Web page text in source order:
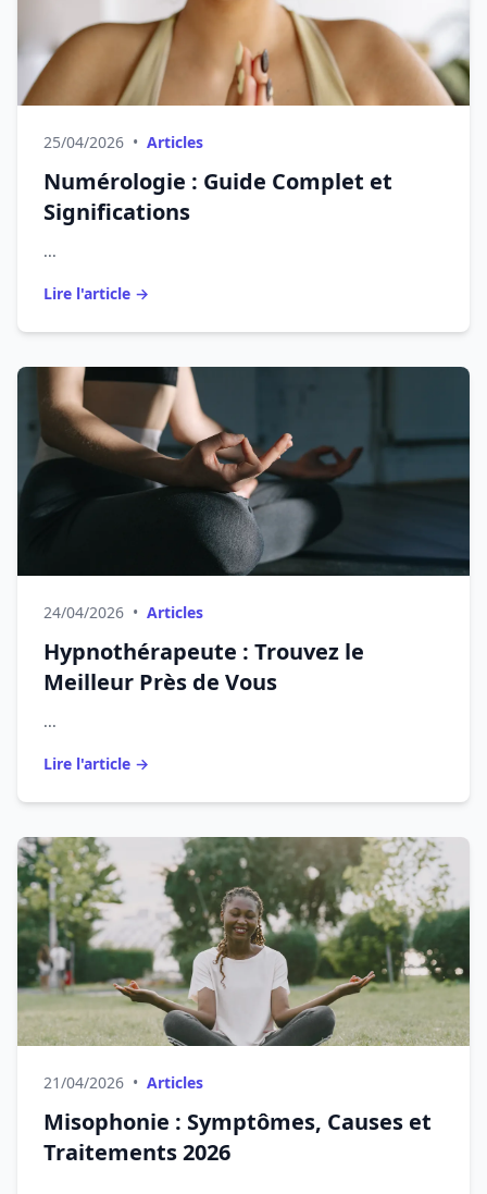
25/04/2026 • Articles
Numérologie : Guide Complet et
Significations
...
Lire l'article →
24/04/2026 • Articles
Hypnothérapeute : Trouvez le
Meilleur Près de Vous
...
Lire l'article →
21/04/2026 • Articles
Misophonie : Symptômes, Causes et
Traitements 2026